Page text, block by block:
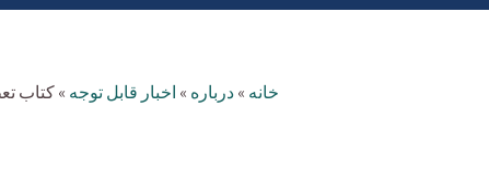
خانه »درباره » اخبار قابل توجه »کتاب